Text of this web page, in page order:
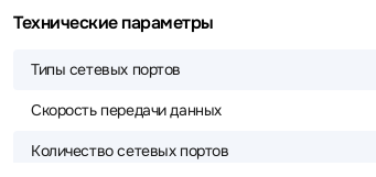
Технические параметры
Типы сетевых портов
Скорость передачи данных
Количество сетевых портов